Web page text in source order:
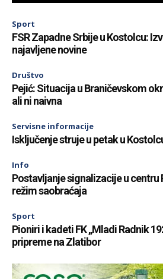
Sport
FSR Zapadne Srbije u Kostolcu:
najavljene novine
Društvo
Pejić: Situacija u Braničevskom
ali ni naivna
Servisne informacije
Isključenje struje u petak u
Info
Postavljanje signalizacije u centru
režim saobraćaja
Sport
Pioniri i kadeti FK „Mladi Radnik
pripreme na Zlatibor